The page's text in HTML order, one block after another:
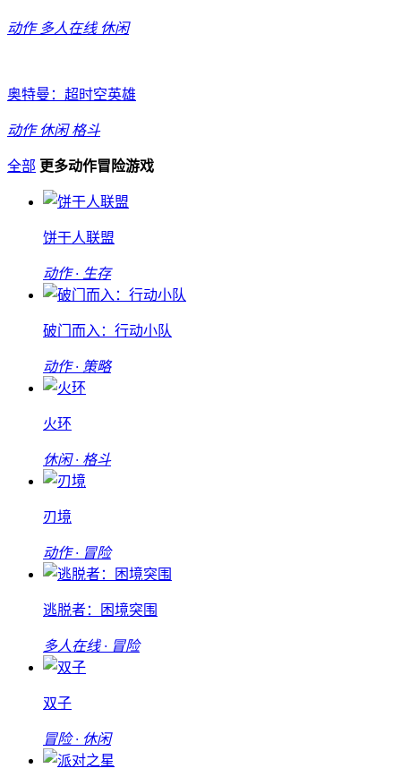
动作 多人在线 休闲
奥特曼：超时空英雄
动作 休闲 格斗
全部 更多动作冒险游戏
饼干人联盟
动作 · 生存
破门而入：行动小队
动作 · 策略
火环
休闲 · 格斗
刃境
动作 · 冒险
逃脱者：困境突围
多人在线 · 冒险
双子
冒险 · 休闲